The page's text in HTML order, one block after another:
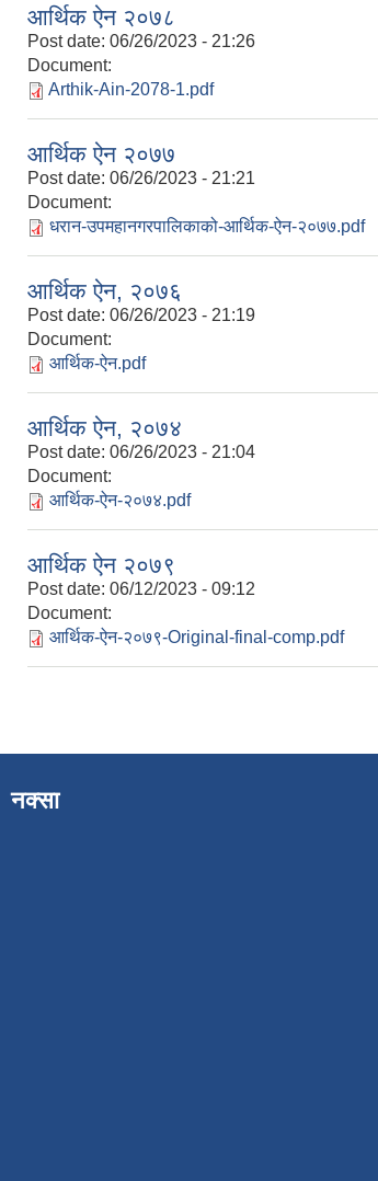
आर्थिक ऐन २०७८
Post date: 06/26/2023 - 21:26
Document:
Arthik-Ain-2078-1.pdf
आर्थिक ऐन २०७७
Post date: 06/26/2023 - 21:21
Document:
धरान-उपमहानगरपालिकाको-आर्थिक-ऐन-२०७७.pdf
आर्थिक ऐन, २०७६
Post date: 06/26/2023 - 21:19
Document:
आर्थिक-ऐन.pdf
आर्थिक ऐन, २०७४
Post date: 06/26/2023 - 21:04
Document:
आर्थिक-ऐन-२०७४.pdf
आर्थिक ऐन २०७९
Post date: 06/12/2023 - 09:12
Document:
आर्थिक-ऐन-२०७९-Original-final-comp.pdf
नक्सा